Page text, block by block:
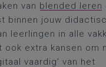
van blended leren
binnen jouw
leerlingen in alle
extra kansen om
vaardig’ van het